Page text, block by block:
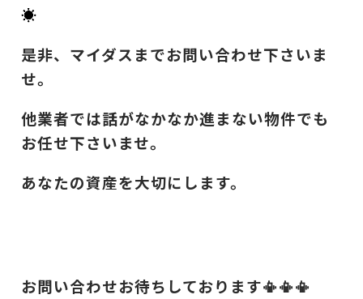
☀
是非、マイダスまでお問い合わせ下さいま
せ。
他業者では話がなかなか進まない物件でも
お任せ下さいませ。
あなたの資産を大切にします。
お問い合わせお待ちしております📳📳📳